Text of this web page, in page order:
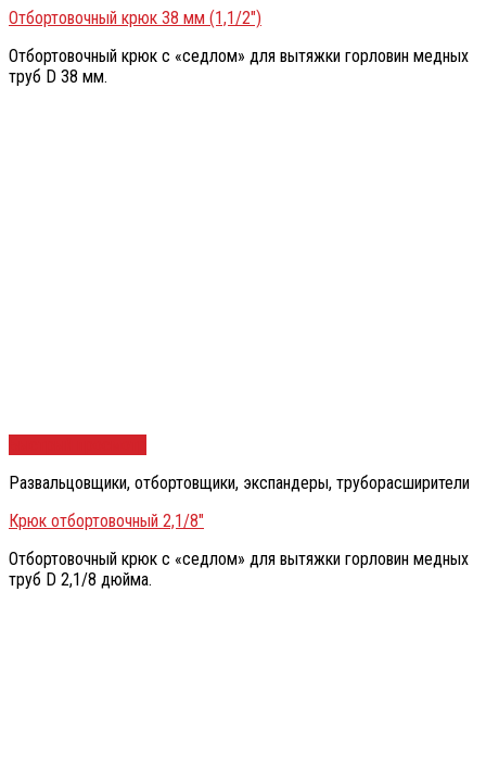
Отбортовочный крюк 38 мм (1,1/2″)
Отбортовочный крюк с «седлом» для вытяжки горловин медных
труб D 38 мм.
Развальцовщики, отбортовщики, экспандеры, труборасширители
Крюк отбортовочный 2,1/8″
Отбортовочный крюк с «седлом» для вытяжки горловин медных
труб D 2,1/8 дюйма.